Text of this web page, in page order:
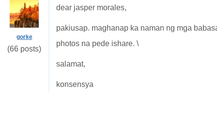
gorke
(66 posts)
dear jasper morales,
pakiusap. maghanap ka naman ng mga
photos na pede ishare. \
salamat,
konsensya